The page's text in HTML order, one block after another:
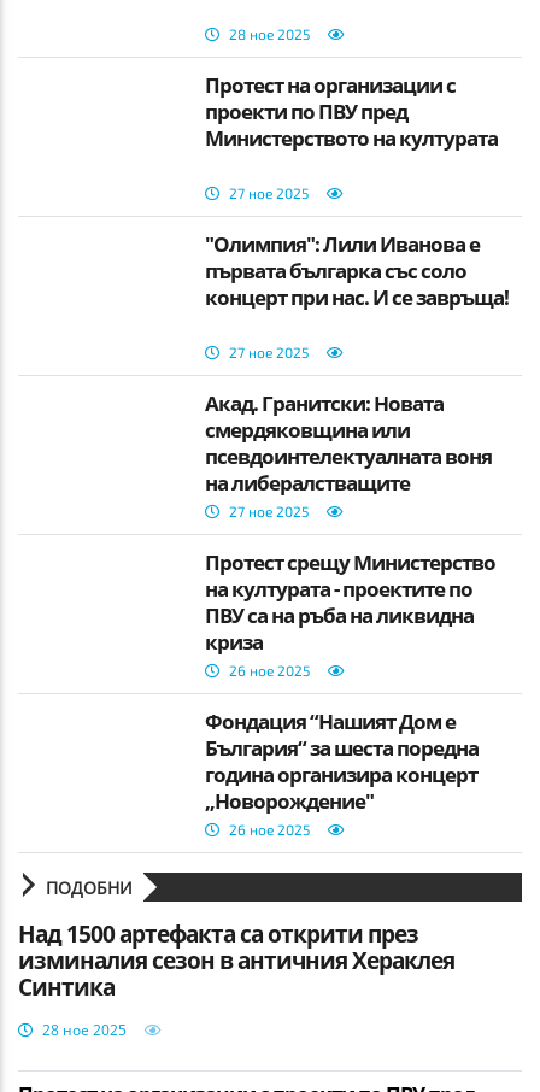
28 ное 2025
Протест на организации с
проекти по ПВУ пред
Министерството на културата
27 ное 2025
"Олимпия": Лили Иванова е
първата българка със соло
концерт при нас. И се завръща!
27 ное 2025
Акад. Гранитски: Новата
смердяковщина или
псевдоинтелектуалната воня
на либералстващите
шоролопчии
27 ное 2025
Протест срещу Министерство
на културата - проектите по
ПВУ са на ръба на ликвидна
криза
26 ное 2025
Фондация “Нашият Дом е
България“ за шеста поредна
година организира концерт
„Новорождение"
26 ное 2025
ПОДОБНИ
Над 1500 артефакта са открити през
изминалия сезон в античния Хераклея
Синтика
28 ное 2025